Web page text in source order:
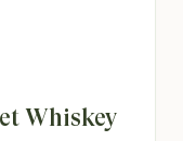
Whiskey